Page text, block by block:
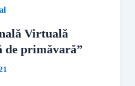
Virtuală
de primăvară”